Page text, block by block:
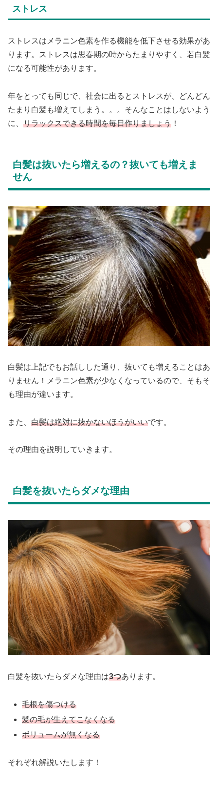
ストレス
ストレスはメラニン色素を作る機能を低下させる効果があ
ります。ストレスは思春期の時からたまりやすく、若白髪
になる可能性があります。
年をとっても同じで、社会に出るとストレスが、どんどん
たまり白髪も増えてしまう。。。そんなことはしないよう
に、 リラックスできる時間を毎日作りましょう ！
白髪は抜いたら増えるの？抜いても増えま
せん
白髪は上記でもお話しした通り、抜いても増えることはあ
りません！メラニン色素が少なくなっているので、そもそ
も理由が違います。
また、 白髪は絶対に抜かないほうがいいです。
その理由を説明していきます。
白髪を抜いたらダメな理由
白髪を抜いたらダメな理由は3つあります。
毛根を傷つける
髪の毛が生えてこなくなる
ボリュームが無くなる
それぞれ解説いたします！